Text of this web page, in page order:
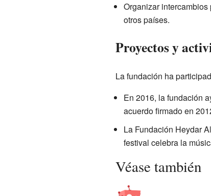
Organizar
otros países.
Proyectos y
La fundación ha
En 2016, la fundación
acuerdo firmado en
La Fundación Heydar
festival celebra la
Véase también